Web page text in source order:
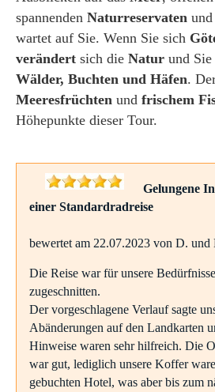
spannenden Naturreservaten
wartet auf Sie. Wenn Sie sich
verändert sich die Natur und Sie
Wälder, Buchten und Häfen.
Meeresfrüchten und frischem
Höhepunkte dieser Tour.
Gelungene
einer Standardradreise
bewertet am 22.07.2023 von D. und
Die Reise war für unsere
zugeschnitten.
Der vorgeschlagene Verlauf sagte
Abänderungen auf den Landkarten
Hinweise waren sehr hilfreich. Die
war gut, lediglich unsere Koffer
gebuchten Hotel, was aber bis zum